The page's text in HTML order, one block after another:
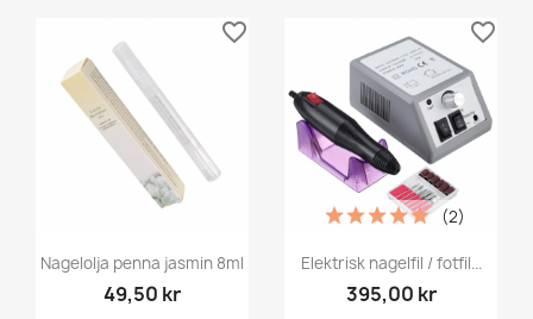
Nagelolja penna jasmin 8ml
49,50 kr
favorite_border
Elektrisk nagelfil / fotfil...
395,00 kr
(2)
favorite_border